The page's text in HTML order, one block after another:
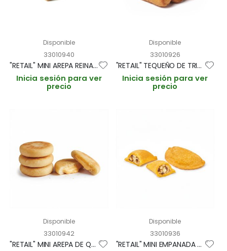
Disponible
33010940
"RETAIL" MINI AREPA REINA PEPIADA ESTUCHE 6und (CAJA 15 ESTUCHES)
Inicia sesión para ver
precio
Disponible
33010926
"RETAIL" TEQUEÑO DE TRIGO CHEDDAR Y JALAPEÑOS ESTUCHE 6und/190gr "ESPECIAL HORNO" (CAJA 15 ESTUCHES)
Inicia sesión para ver
precio
Disponible
33010942
"RETAIL" MINI AREPA DE QUESO GOUDA ESTUCHE 6und (CAJA 15 ESTUCHES)
Disponible
33010936
"RETAIL" MINI EMPANADA DE MAIZ QUESO MADURADO Y CEBOLLA CARAMELIZADA ESTUCHE 6und (CAJA 15 ESTUCHES)